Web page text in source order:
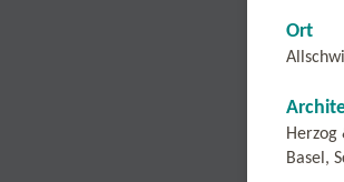
Ort
Basel,